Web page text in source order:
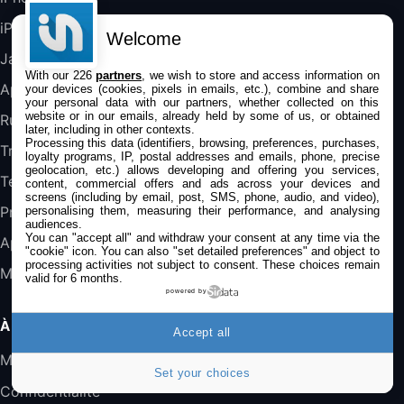
DeLonghi ECAM290.22.b
357,4€
Jeu FIFA 20 sur PC (code à télécharger)
45,98€57,99€Rue Du Commerce (Vendeur Tiers)
iPad
Jailbreak
Applications
Rumeurs
Trucs & astuces
Tests
Promos
Apple
Mac
À PROPOS
Mentions légales
Confidentialité
Welcome
With our 226partners , we wish to store and access information on
your devices (cookies, pixels in emails, etc.), combine and share
your personal data with our partners, whether collected on this
website or in our emails, already held by some of us, or obtained
later, including in other contexts.
Processing this data (identifiers, browsing, preferences, purchases,
loyalty programs, IP, postal addresses and emails, phone, precise
geolocation, etc.) allows developing and offering you services,
content, commercial offers and ads across your devices and
screens (including by email, post, SMS, phone, audio, and video),
personalising them, measuring their performance, and analysing
audiences.
You can "accept all" and withdraw your consent at any time via the
"cookie" icon. You can also "set detailed preferences" and object to
processing activities not subject to consent. These choices remain
valid for 6 months.
powered by
Set your choices
Accept all